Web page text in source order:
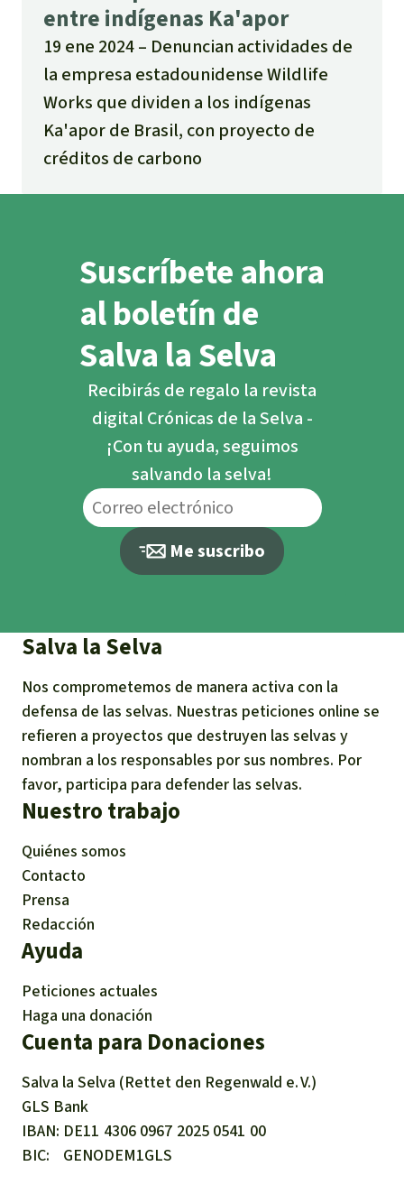
entre indígenas Ka'apor
19 ene 2024
Denuncian actividades de
la empresa estadounidense Wildlife
Works que dividen a los indígenas
Ka'apor de Brasil, con proyecto de
créditos de carbono
Suscríbete ahora
al boletín de
Salva la Selva
Recibirás de regalo la revista
digital Crónicas de la Selva -
¡Con tu ayuda, seguimos
salvando la selva!
Me suscribo
Salva la Selva
Nos comprometemos de manera activa con la
defensa de las selvas. Nuestras peticiones online se
refieren a proyectos que destruyen las selvas y
nombran a los responsables por sus nombres. Por
favor, participa para defender las selvas.
Nuestro trabajo
Quiénes somos
Contacto
Prensa
Redacción
Ayuda
Peticiones actuales
Haga una donación
Cuenta para Donaciones
Salva la Selva (Rettet den Regenwald e. V.)
GLS Bank
IBAN DE11 4306 0967 2025 0541 00
BIC
GENODEM1GLS